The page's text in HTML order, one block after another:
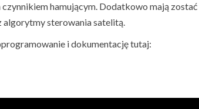
hamującym. Dodatkowo mają zostać
algorytmy sterowania satelitą.
i dokumentację tutaj: